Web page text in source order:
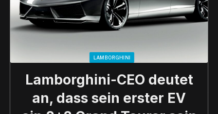
LAMBORGHINI
Lamborghini-CEO deutet
an, dass sein erster EV